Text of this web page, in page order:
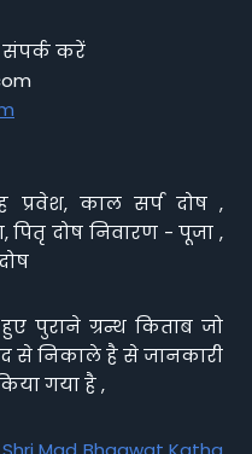
संपर्क करें
प्रवेश, काल सर्प दोष ,
पितृ दोष निवारण - पूजा ,
पुराने ग्रन्थ किताब जो
से निकाले है से जानकारी
गया है ,